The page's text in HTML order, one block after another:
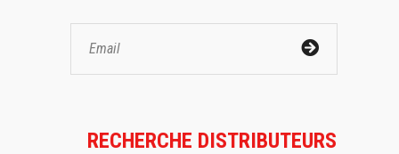
RECHERCHE DISTRIBUTEURS